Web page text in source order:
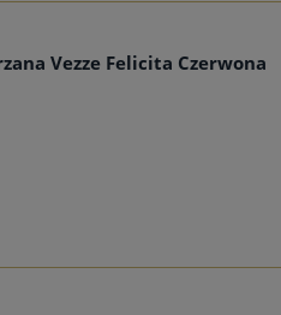
Vezze Felicita Czerwona